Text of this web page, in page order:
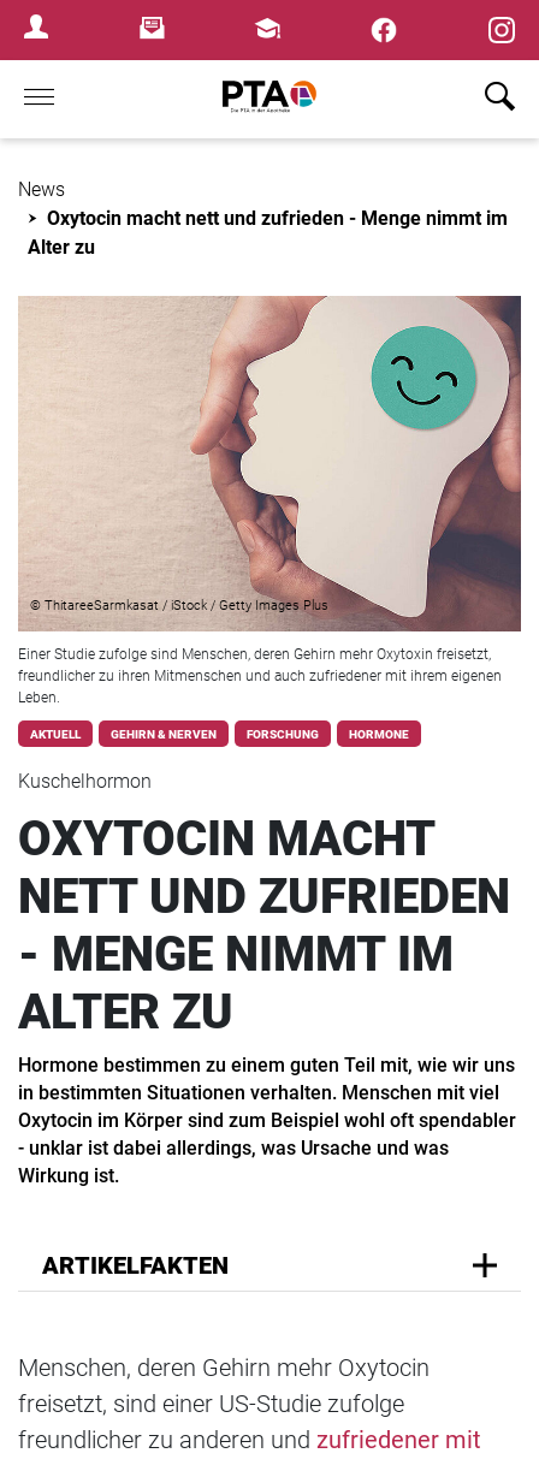
Login MenuNewsletterFortbildungen
Home
News
Oxytocin macht nett und zufrieden - Menge nimmt im
Alter zu
© ThitareeSarmkasat / iStock / Getty Images Plus
Einer Studie zufolge sind Menschen, deren Gehirn mehr Oxytoxin freisetzt,
freundlicher zu ihren Mitmenschen und auch zufriedener mit ihrem eigenen
Leben.
AKTUELL GEHIRN & NERVEN FORSCHUNG HORMONE
Kuschelhormon
OXYTOCIN MACHT
NETT UND ZUFRIEDEN
- MENGE NIMMT IM
ALTER ZU
Hormone bestimmen zu einem guten Teil mit, wie wir uns
in bestimmten Situationen verhalten. Menschen mit viel
Oxytocin im Körper sind zum Beispiel wohl oft spendabler
- unklar ist dabei allerdings, was Ursache und was
Wirkung ist.
ARTIKELFAKTEN
Menschen, deren Gehirn mehr Oxytocin
freisetzt, sind einer US-Studie zufolge
freundlicher zu anderen und zufriedener mit
×